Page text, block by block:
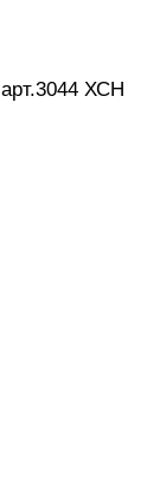
ХСН